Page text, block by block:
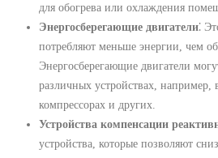
для обогрева или охлаждения
Энергосберегающие двигатели⁚
потребляют меньше энергии, чем
Энергосберегающие двигатели
различных устройствах, например,
компрессорах и других.
Устройства компенсации
устройства, которые позволяют